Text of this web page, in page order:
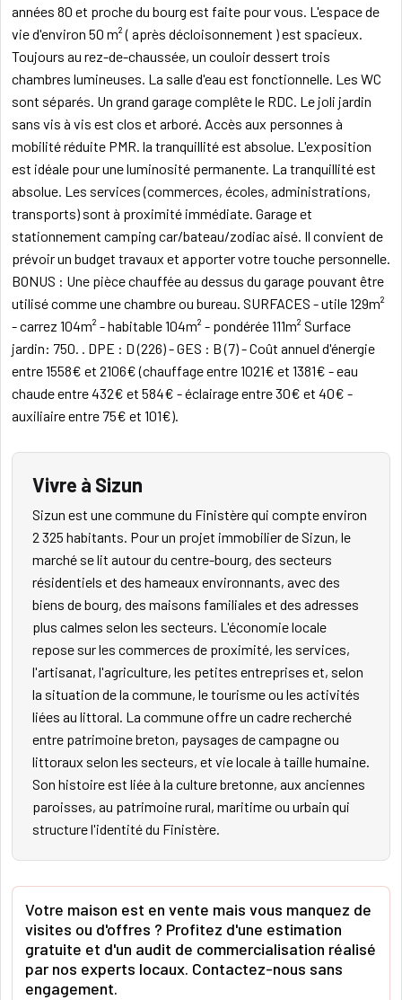
années 80 et proche du bourg est faite pour vous. L'espace de
vie d'environ 50 m² ( après décloisonnement ) est spacieux.
Toujours au rez-de-chaussée, un couloir dessert trois
chambres lumineuses. La salle d'eau est fonctionnelle. Les WC
sont séparés. Un grand garage complête le RDC. Le joli jardin
sans vis à vis est clos et arboré. Accès aux personnes à
mobilité réduite PMR. la tranquillité est absolue. L'exposition
est idéale pour une luminosité permanente. La tranquillité est
absolue. Les services (commerces, écoles, administrations,
transports) sont à proximité immédiate. Garage et
stationnement camping car/bateau/zodiac aisé. Il convient de
prévoir un budget travaux et apporter votre touche personnelle.
BONUS : Une pièce chauffée au dessus du garage pouvant être
utilisé comme une chambre ou bureau. SURFACES - utile 129m²
- carrez 104m² - habitable 104m² - pondérée 111m² Surface
jardin: 750. . DPE : D (226) - GES : B (7) - Coût annuel d'énergie
entre 1558€ et 2106€ (chauffage entre 1021€ et 1381€ - eau
chaude entre 432€ et 584€ - éclairage entre 30€ et 40€ -
auxiliaire entre 75€ et 101€).
Vivre à Sizun
Sizun est une commune du Finistère qui compte environ
2 325 habitants. Pour un projet immobilier de Sizun, le
marché se lit autour du centre-bourg, des secteurs
résidentiels et des hameaux environnants, avec des
biens de bourg, des maisons familiales et des adresses
plus calmes selon les secteurs. L'économie locale
repose sur les commerces de proximité, les services,
l'artisanat, l'agriculture, les petites entreprises et, selon
la situation de la commune, le tourisme ou les activités
liées au littoral. La commune offre un cadre recherché
entre patrimoine breton, paysages de campagne ou
littoraux selon les secteurs, et vie locale à taille humaine.
Son histoire est liée à la culture bretonne, aux anciennes
paroisses, au patrimoine rural, maritime ou urbain qui
structure l'identité du Finistère.
Votre maison est en vente mais vous manquez de
visites ou d'offres ? Profitez d'une estimation
gratuite et d'un audit de commercialisation réalisé
par nos experts locaux. Contactez-nous sans
engagement.